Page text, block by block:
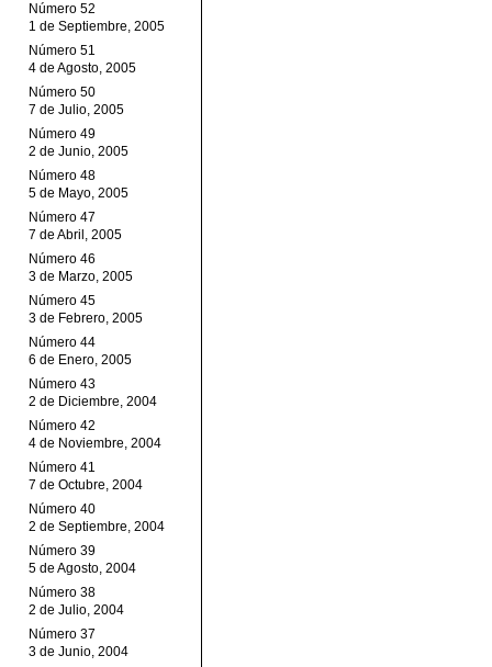
Número 52
1 de Septiembre, 2005
Número 51
4 de Agosto, 2005
Número 50
7 de Julio, 2005
Número 49
2 de Junio, 2005
Número 48
5 de Mayo, 2005
Número 47
7 de Abril, 2005
Número 46
3 de Marzo, 2005
Número 45
3 de Febrero, 2005
Número 44
6 de Enero, 2005
Número 43
2 de Diciembre, 2004
Número 42
4 de Noviembre, 2004
Número 41
7 de Octubre, 2004
Número 40
2 de Septiembre, 2004
Número 39
5 de Agosto, 2004
Número 38
2 de Julio, 2004
Número 37
3 de Junio, 2004